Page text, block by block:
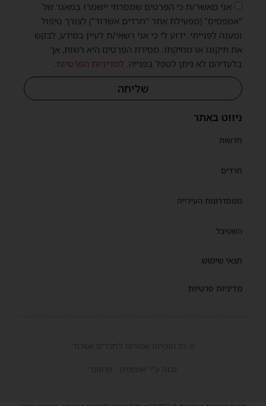
ניווט באתר
חדשות
חרדים
ממסדרונות העירייה
השטיבל
תנאי שימוש
מדיניות פרטיות
אני מאשר/ת כי הפרטים שמסרתי יישמרו במאגר של
"אמפסיס" (מפעילת אתר "חרדים אשדוד") לצורך טיפול
ומענה לפנייתי. ידוע לי כי אני רשאי/ת לעיין במידע, לבקש
את תיקונו או מחיקתו. מסירת הפרטים היא רשות, אך
בלעדיהם לא ניתן לטפל בפנייה. למדיניות הפרטיות.
שליחה
© כל הזכויות שמורות ל'חרדים אשדוד'
נבנה ע"י 'אמפסיס - פרסום'